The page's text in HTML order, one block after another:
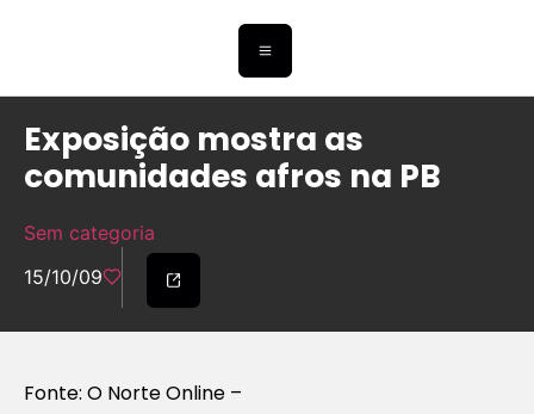
Exposição mostra as
comunidades afros na PB
Sem categoria
15/10/09
Fonte: O Norte Online –